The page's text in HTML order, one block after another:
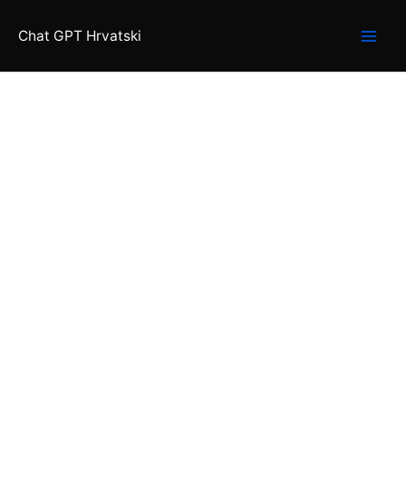
Chat GPT Hrvatski